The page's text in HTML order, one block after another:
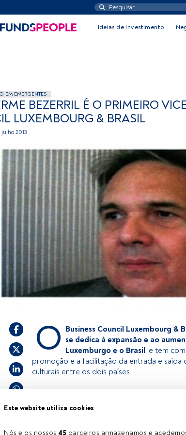
Este website utiliza cookies
Nós e os nossos 45 parceiros armazenamos e
Ideias de investimento
EM EMERGENTES
BEZERRIL É O PRIMEIRO
LUXEMBOURG & BRASIL
julho 2013
O Business Council Luxembourg &
se dedica à expansão e ao
Luxemburgo e o Brasil, e tem
promoção e a facilitação da entrada e saída
culturais entre os dois países.
Este é um artigo exclusivo para os
convidamo-lo a registar-se e a desfrutar